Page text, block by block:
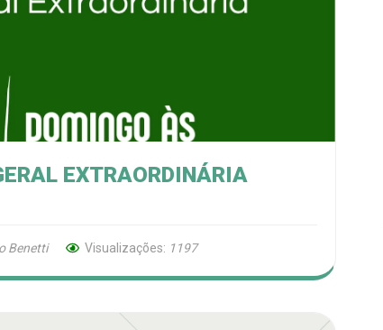
EXTRAORDINÁRIA
Benetti Visualizações: 1197